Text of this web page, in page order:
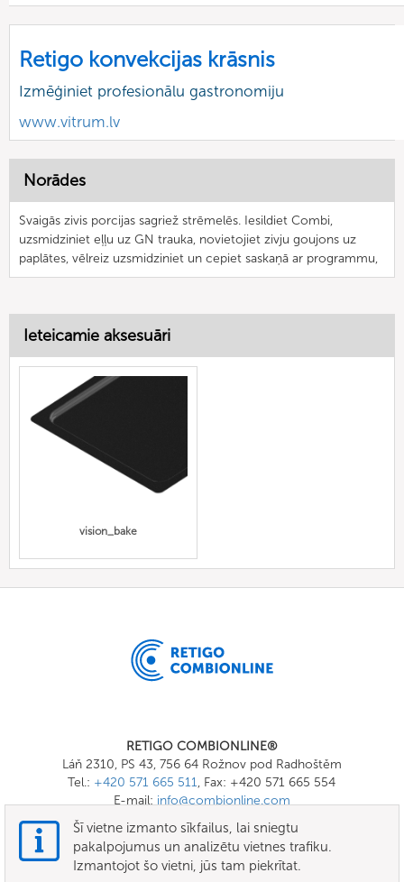
Retigo konvekcijas krāsnis
Izmēģiniet profesionālu gastronomiju
www.vitrum.lv
Norādes
Svaigās zivis porcijas sagriež strēmelēs. Iesildiet Combi,
uzsmidziniet eļļu uz GN trauka, novietojiet zivju goujons uz
paplātes, vēlreiz uzsmidziniet un cepiet saskaņā ar programmu,
Ieteicamie aksesuāri
vision_bake
RETIGO COMBIONLINE®
Láň 2310, PS 43, 756 64 Rožnov pod Radhoštěm
Tel.: +420 571 665 511, Fax: +420 571 665 554
E-mail: info@combionline.com
OnlineMenu
Šī vietne izmanto sīkfailus, lai sniegtu
pakalpojumus un analizētu vietnes trafiku.
Izmantojot šo vietni, jūs tam piekrītat.